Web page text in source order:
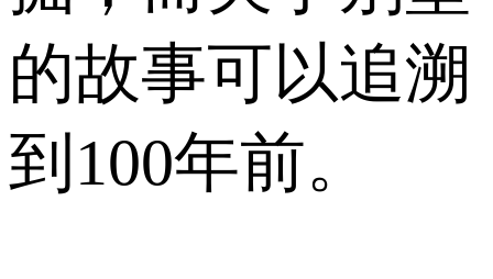
的故事可以追溯
到100年前。